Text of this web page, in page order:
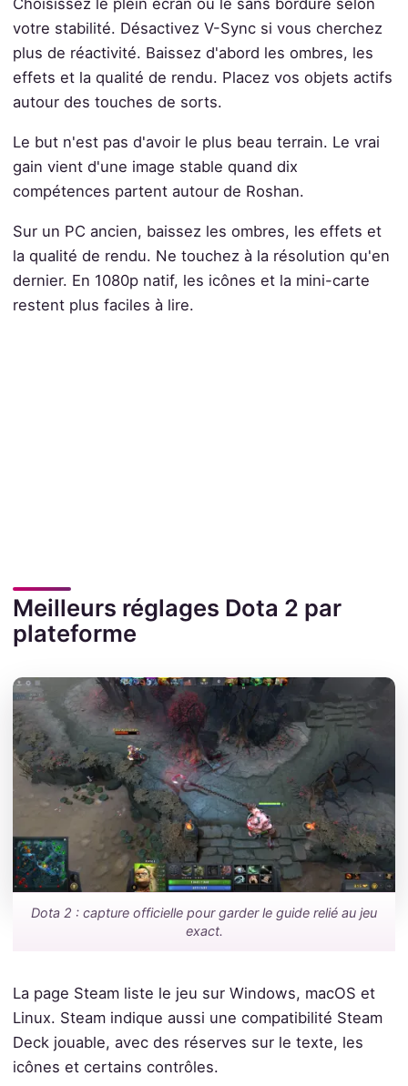
Choisissez le plein écran ou le sans bordure selon
votre stabilité. Désactivez V-Sync si vous cherchez
plus de réactivité. Baissez d'abord les ombres, les
effets et la qualité de rendu. Placez vos objets actifs
autour des touches de sorts.
Le but n'est pas d'avoir le plus beau terrain. Le vrai
gain vient d'une image stable quand dix
compétences partent autour de Roshan.
Sur un PC ancien, baissez les ombres, les effets et
la qualité de rendu. Ne touchez à la résolution qu'en
dernier. En 1080p natif, les icônes et la mini-carte
restent plus faciles à lire.
Meilleurs réglages Dota 2 par
plateforme
Dota 2 : capture officielle pour garder le guide relié au jeu
exact.
La page Steam liste le jeu sur Windows, macOS et
Linux. Steam indique aussi une compatibilité Steam
Deck jouable, avec des réserves sur le texte, les
icônes et certains contrôles.